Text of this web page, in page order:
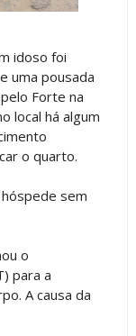
idoso foi
uma pousada
Forte na
local há algum
o quarto.
sem
o
para a
A causa da